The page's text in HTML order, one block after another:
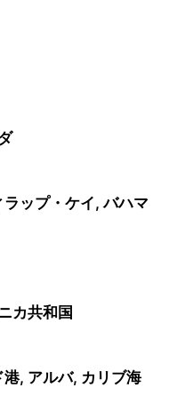
ップ・ケイ, バハマ
カ共和国
, アルバ, カリブ海